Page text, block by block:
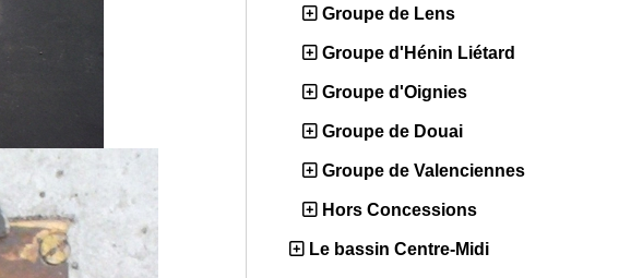
Groupe de Lens
Groupe d'Hénin Liétard
Groupe d'Oignies
Groupe de Douai
Groupe de Valenciennes
Hors Concessions
Le bassin Centre-Midi